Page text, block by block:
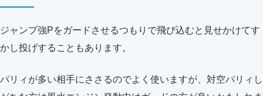
ジャンプ強Pをガードさせるつもりで飛び込むと見せかけてす
かし投げすることもあります。
パリィが多い相手にささるのでよく使いますが、対空パリィし